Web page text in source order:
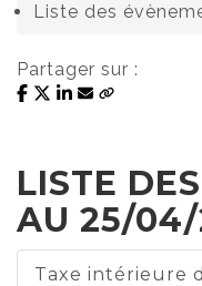
Liste des
Partager sur :
LISTE
AU 25/
Taxe intérieure